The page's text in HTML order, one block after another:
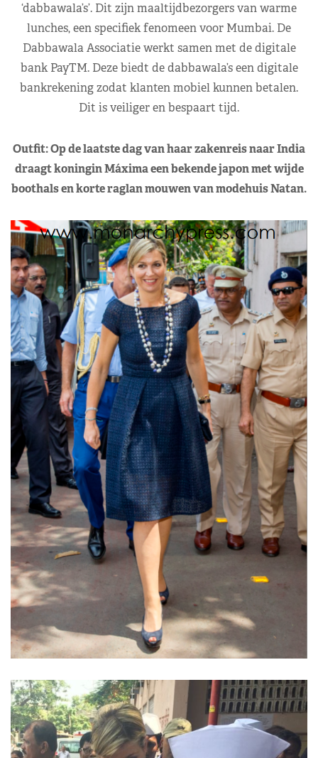
‘dabbawala’s’. Dit zijn maaltijdbezorgers van warme
lunches, een specifiek fenomeen voor Mumbai. De
Dabbawala Associatie werkt samen met de digitale
bank PayTM. Deze biedt de dabbawala’s een digitale
bankrekening zodat klanten mobiel kunnen betalen.
Dit is veiliger en bespaart tijd.
Outfit: Op de laatste dag van haar zakenreis naar India
draagt koningin Máxima een bekende japon met wijde
boothals en korte raglan mouwen van modehuis Natan.